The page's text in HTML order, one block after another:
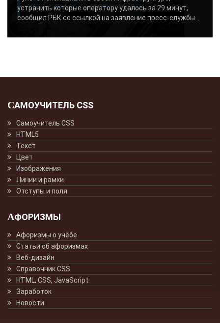
«РОСТЕЛЕКОМ» - «НОВОСТИ СЕТИ»..
устранить которые оператору удалось за 29 минут,
сообщил РБК со ссылкой на заявление пресс-службы...
САМОУЧИТЕЛЬ CSS
Самоучитель CSS
HTML5
Текст
Цвет
Изображения
Линии и рамки
Отступы и поля
АФОРИЗМЫ
Афоризмы о учёбе
Статьи об афоризмах
Веб-дизайн
Справочник CSS
HTML, CSS, JavaScript.
Заработок
Новости